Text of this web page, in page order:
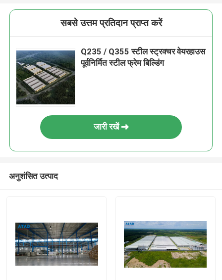
सबसे उत्तम प्रतिदान प्राप्त करें
Q235 / Q355 स्टील स्ट्रक्चर वेयरहाउस
पूर्वनिर्मित स्टील फ्रेम बिल्डिंग
जारी रखें
अनुशंसित उत्पाद